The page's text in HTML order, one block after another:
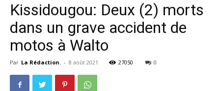
Kissidougou: Deux (2) morts
dans un grave accident de
motos à Walto
Par La Rédaction. - 8 août 2021 27050 0